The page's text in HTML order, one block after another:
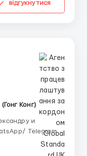
відгукнутися
Конг)
и
Telegram /
+44 73 4722 9780
: +44 73 4722